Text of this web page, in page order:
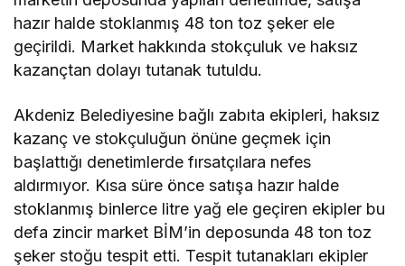
hazır halde stoklanmış 48 ton toz şeker ele
geçirildi. Market hakkında stokçuluk ve haksız
kazançtan dolayı tutanak tutuldu.
Akdeniz Belediyesine bağlı zabıta ekipleri, haksız
kazanç ve stokçuluğun önüne geçmek için
başlattığı denetimlerde fırsatçılara nefes
aldırmıyor. Kısa süre önce satışa hazır halde
stoklanmış binlerce litre yağ ele geçiren ekipler bu
defa zincir market BİM’in deposunda 48 ton toz
şeker stoğu tespit etti. Tespit tutanakları ekipler